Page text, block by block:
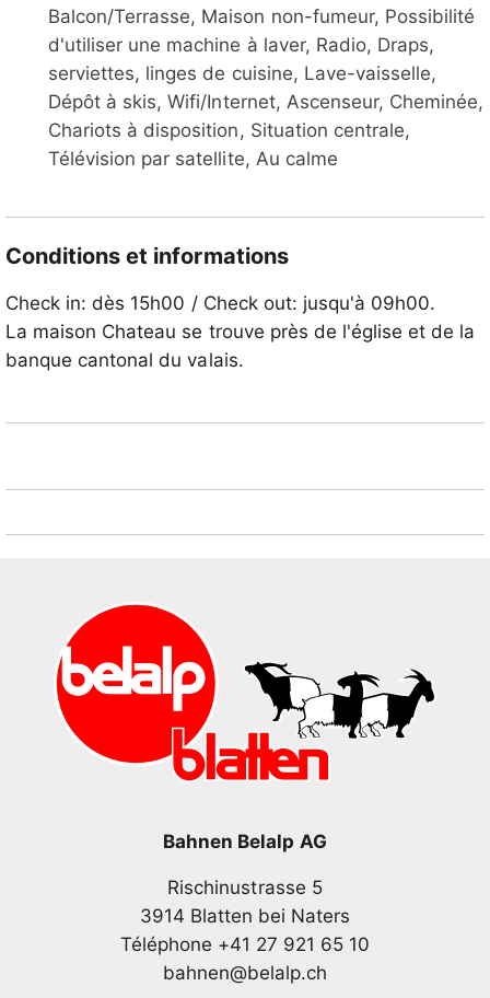
Balcon/Terrasse, Maison non-fumeur, Possibilité
d'utiliser une machine à laver, Radio, Draps,
serviettes, linges de cuisine, Lave-vaisselle,
Dépôt à skis, Wifi/Internet, Ascenseur, Cheminée,
Chariots à disposition, Situation centrale,
Télévision par satellite, Au calme
Conditions et informations
Check in: dès 15h00 / Check out: jusqu'à 09h00.
La maison Chateau se trouve près de l'église et de la
banque cantonal du valais.
Bahnen Belalp AG
Rischinustrasse 5
3914 Blatten bei Naters
Téléphone +41 27 921 65 10
bahnen@belalp.ch